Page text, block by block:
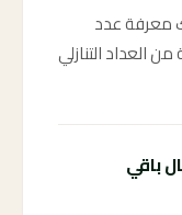
2068. يمكنك معرفة عدد
العداد التنازلي
باقي